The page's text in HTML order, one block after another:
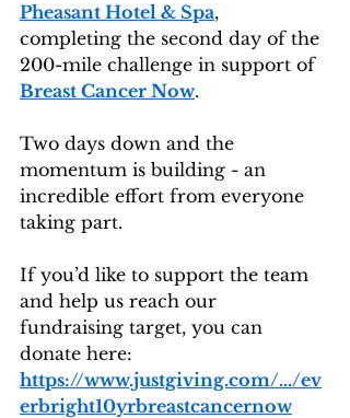
Pheasant Hotel & Spa,
completing the second day of the
200-mile challenge in support of
Breast Cancer Now.
Two days down and the
momentum is building - an
incredible effort from everyone
taking part.
If you’d like to support the team
and help us reach our
fundraising target, you can
donate here:
https://www.justgiving.com/.../ev
erbright10yrbreastcancernow